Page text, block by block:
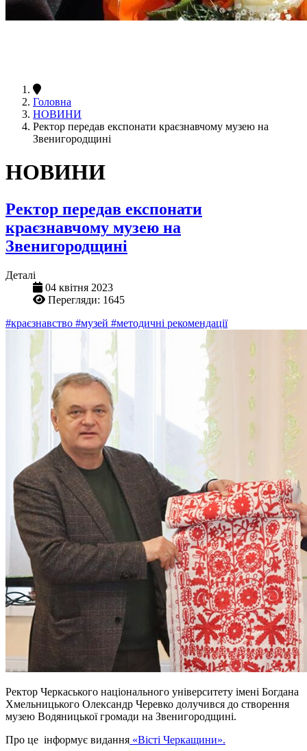
Головна
НОВИНИ
Ректор передав експонати краєзнавчому музею на
Звенигородщині
НОВИНИ
Ректор передав експонати
краєзнавчому музею на
Звенигородщині
Деталі
04 квітня 2023
Перегляди: 1645
#краєзнавство #музей #методичні рекомендації
Ректор Черкаського національного університету імені Богдана
Хмельницького Олександр Черевко долучився до створення
музею Водяницької громади на Звенигородщині.
Про це інформує видання «Вісті Черкащини».